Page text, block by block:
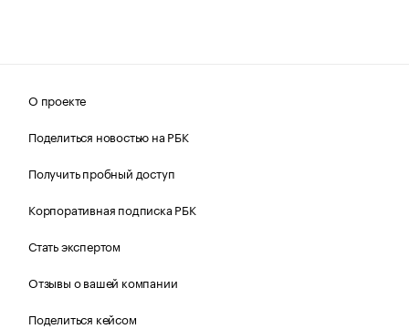
О проекте
Поделиться новостью на РБК
Получить пробный доступ
Корпоративная подписка РБК
Стать экспертом
Отзывы о вашей компании
Поделиться кейсом